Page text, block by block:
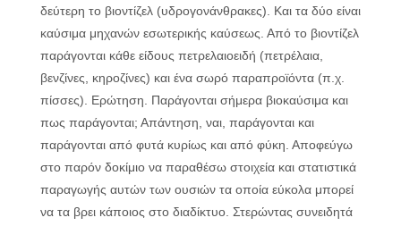
δεύτερη το βιοντίζελ (υδρογονάνθρακες). Και τα δύο είναι
καύσιμα μηχανών εσωτερικής καύσεως. Από το βιοντίζελ
παράγονται κάθε είδους πετρελαιοειδή (πετρέλαια,
βενζίνες, κηροζίνες) και ένα σωρό παραπροϊόντα (π.χ.
πίσσες). Ερώτηση. Παράγονται σήμερα βιοκαύσιμα και
πως παράγονται; Απάντηση, ναι, παράγονται και
παράγονται από φυτά κυρίως και από φύκη. Αποφεύγω
στο παρόν δοκίμιο να παραθέσω στοιχεία και στατιστικά
παραγωγής αυτών των ουσιών τα οποία εύκολα μπορεί
να τα βρει κάποιος στο διαδίκτυο. Στερώντας συνειδητά